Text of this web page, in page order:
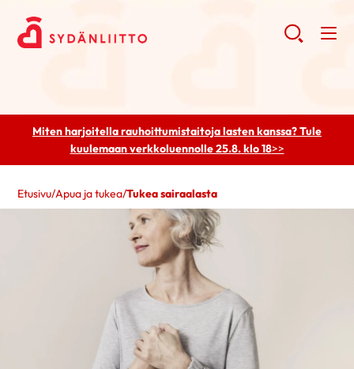
Miten harjoitella rauhoittumistaitoja lasten kanssa? Tule
kuulemaanverkkoluennolle 25.8. klo 18>>
Etusivu/Apua ja tukea/Tukea sairaalasta